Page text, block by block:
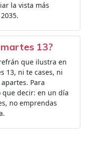
la vista más
13?
que ilustra en
13, ni te cases, ni
Para
que decir: en un día
no emprendas